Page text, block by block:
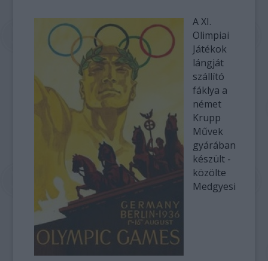
A XI.
Olimpiai
Játékok
lángját
szállító
fáklya a
német
Krupp
Művek
gyárában
készült -
közölte
Medgyesi